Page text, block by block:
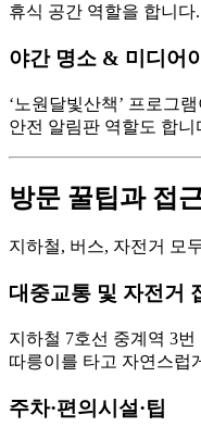
휴식 공간 역할을 합니
야간 명소 & 미디어
‘노원달빛산책’ 프로그
안전 알림판 역할도 합
방문 꿀팁과 접
지하철, 버스, 자전거 모
대중교통 및 자전거
지하철 7호선 중계역 3
따릉이를 타고 자연스럽
주차·편의시설·팁